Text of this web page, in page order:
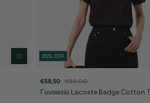
35% OFF
€58,50 €90,00
Γυναικείο Lacoste Badge Cotton